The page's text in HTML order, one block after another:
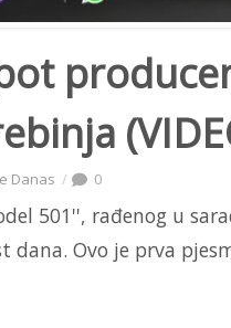
Danas 0
501'', rađenog u
Ovo je prva